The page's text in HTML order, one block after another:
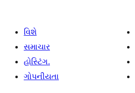
વિશે
સમાચાર
હોસ્ટિંગ.
ગોપનીયતા